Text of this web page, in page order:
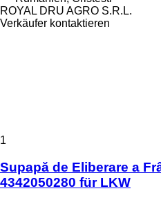
ROYAL DRU AGRO S.R.L.
Verkäufer kontaktieren
1
Supapă de Eliberare a
4342050280 für LKW